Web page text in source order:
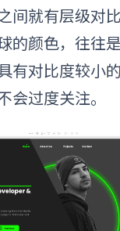
间就有层级对
的颜色，往往是
有对比度较小
会过度关注。